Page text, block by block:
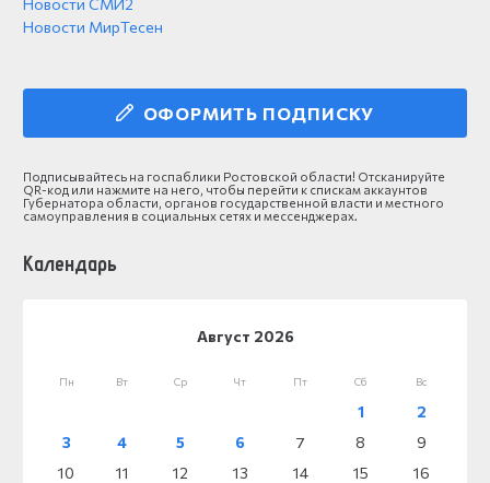
Новости СМИ2
Новости МирТесен
ОФОРМИТЬ ПОДПИСКУ
Подписывайтесь на госпаблики Ростовской области! Отсканируйте
QR-код или нажмите на него, чтобы перейти к спискам аккаунтов
Губернатора области, органов государственной власти и местного
самоуправления в социальных сетях и мессенджерах.
Календарь
Август 2026
Пн Вт Ср Чт Пт Сб Вс
1
2
3
4 5 6 7 8
9
10
11 12 13 14 15
16